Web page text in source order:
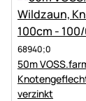
68940;0
50m
verzinkt